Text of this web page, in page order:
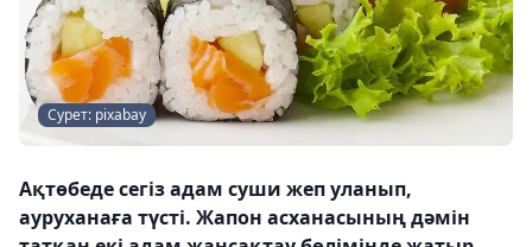
Сурет: pixabay
Ақтөбеде сегіз адам суши жеп уланып,
ауруханаға түсті. Жапон асханасының дәмін